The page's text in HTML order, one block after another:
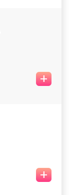
+
+